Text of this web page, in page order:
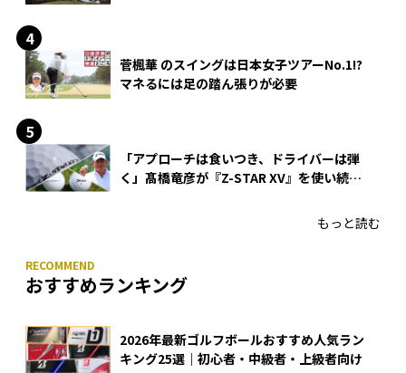
菅楓華 のスイングは日本女子ツアーNo.1!?
マネるには足の踏ん張りが必要
「アプローチは食いつき、ドライバーは弾
く」髙橋竜彦が『Z-STAR XV』を使い続け
もっと読む
おすすめランキング
2026年最新ゴルフボールおすすめ人気ラン
キング25選｜初心者・中級者・上級者向け